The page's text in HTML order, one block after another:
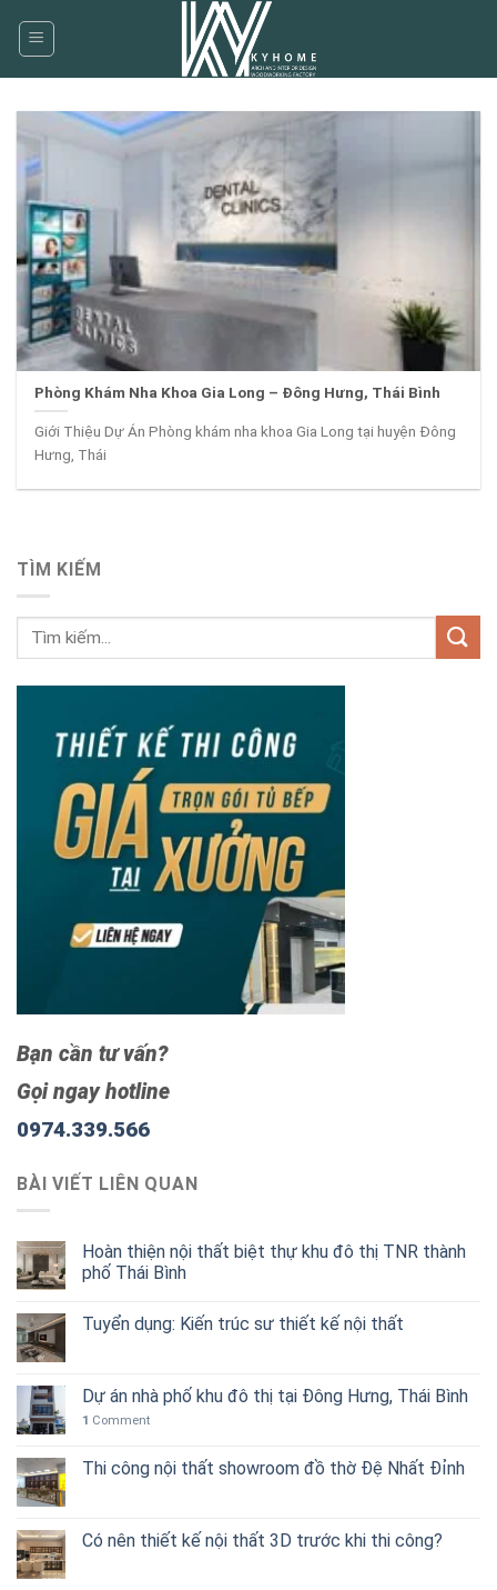
Phòng Khám Nha Khoa Gia Long – Đông Hưng, Thái Bình
Giới Thiệu Dự Án Phòng khám nha khoa Gia Long tại huyện Đông
Hưng, Thái
TÌM KIẾM
Bạn cần tư vấn?
Gọi ngay hotline
0974.339.566
BÀI VIẾT LIÊN QUAN
Hoàn thiện nội thất biệt thự khu đô thị TNR thành
phố Thái Bình
Tuyển dụng: Kiến trúc sư thiết kế nội thất
Dự án nhà phố khu đô thị tại Đông Hưng, Thái Bình
1 Comment
Thi công nội thất showroom đồ thờ Đệ Nhất Đỉnh
Có nên thiết kế nội thất 3D trước khi thi công?